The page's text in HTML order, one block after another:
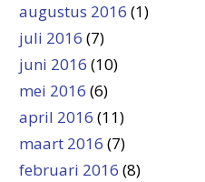
augustus 2016 (1)
juli 2016 (7)
juni 2016 (10)
mei 2016 (6)
april 2016 (11)
maart 2016 (7)
februari 2016 (8)